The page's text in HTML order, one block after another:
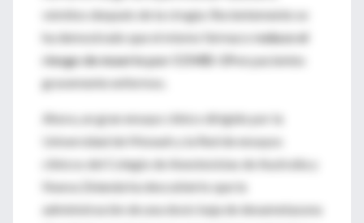
vómitos después de la cirugía. Recientemente se
ha demostrado que el mismo fármaco reduce el
riesgo de muerte por COVID-19en pacientes
gravemente enfermos.
Ahora, un gran ensayo clínico dirigido por la
Universidad de Monash y la Red de ensayos
clínicos del Colegio de Anestesistas de Australia y
Nueva Zelanda ha descubierto que la
administración de una dosis baja de dexametasona